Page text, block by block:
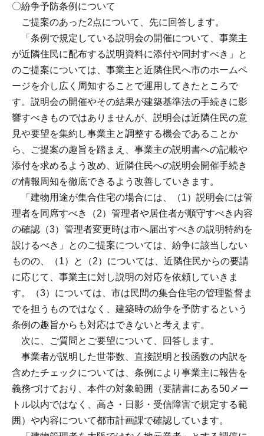
〇紛争予防条例について
ご提案のあった2点について、先に回答します。
「条例で規定している説明会の開催について、事業主
が近隣住民に配布する説明資料に添付や同封すべき」と
のご提案については、事業主と近隣住民へ市のホームペ
ージを介し広く周知することで運用してきたところで
す。説明会の開催やその結果が建築基準法の手続きに影
響すべきものではありませんが、説明会は近隣住民の意
見や要望を集約し事業主と調整する機会であることか
ら、ご提案の趣旨を踏まえ、事業主の説明書への記載や
添付を求めるよう改め、近隣住民への説明会開催手続き
の情報周知を徹底できるよう改善していきます。
「建物用途が集合住宅の場合には、（1）説明会には管
理者を同席すべき（2）管理者や居住者が順守すべき内容
の確認（3）管理者変更時は市へ届出すべきの説明特約を
設けるべき」とのご提案については、紛争に該当しない
ものの、（1）と（2）については、近隣住民からの要請
に応じて、事業主に対し説明の対応を依頼していきま
す。（3）については、市は民間の集合住宅の管理監督ま
でを担うものではなく、建築時の紛争を予防するという
条例の趣旨からも対応はできないと考えます。
次に、ご質問とご要望について、回答します。
事業者が説明した世帯数、直接説明と投函数の内訳を
含めたチェックについては、条例により事業主に報告を
義務づけており、本件の対象範囲（要請書にある50メー
トル以内ではなく、高さ・日影・受信障害で規定する範
囲）や内容について都市計画課で確認しています。